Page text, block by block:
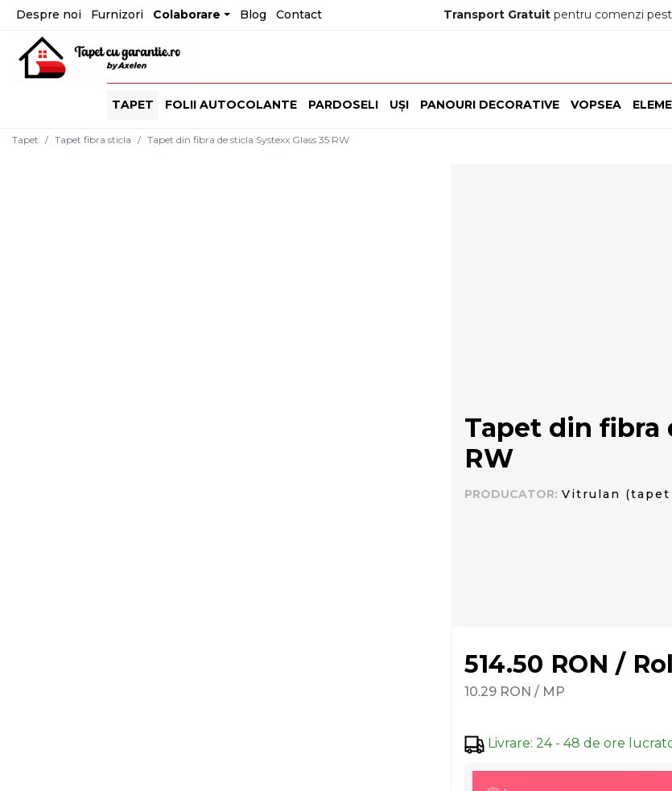
Despre noi Furnizori Colaborare Blog Contact Transport Gratuitpentru comenzi
TAPET FOLII AUTOCOLANTE PARDOSELI UȘI PANOURI DECORATIVE VOPSEA
Tapet Tapet fibra sticla Tapet din fibra de sticla Systexx Glass 35 RW
Tapet din fibra
RW
PRODUCATOR: Vitrulan
514.50 RON /
10.29 RON / MP
Livrare: 24 - 48 de ore